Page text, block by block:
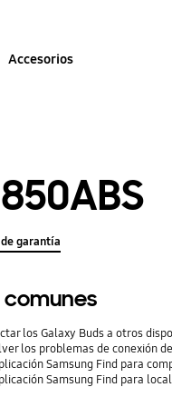
Accesorios
garantía
comunes
los Galaxy Buds a otros
los problemas de conexión
Samsung Find para
Samsung Find para